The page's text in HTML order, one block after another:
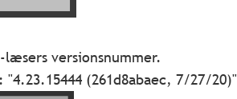
versionsnummer.
(261d8abaec, 7/27/20)"